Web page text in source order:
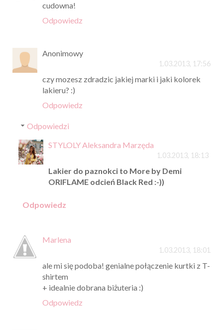
cudowna!
Odpowiedz
Anonimowy
1.03.2013, 17:56
czy mozesz zdradzic jakiej marki i jaki kolorek
lakieru? :)
Odpowiedz
Odpowiedzi
STYLOLY Aleksandra Marzęda
1.03.2013, 18:13
Lakier do paznokci to More by Demi
ORIFLAME odcień Black Red :-))
Odpowiedz
Marlena
1.03.2013, 18:01
ale mi się podoba! genialne połączenie kurtki z T-
shirtem
+ idealnie dobrana biżuteria :)
Odpowiedz